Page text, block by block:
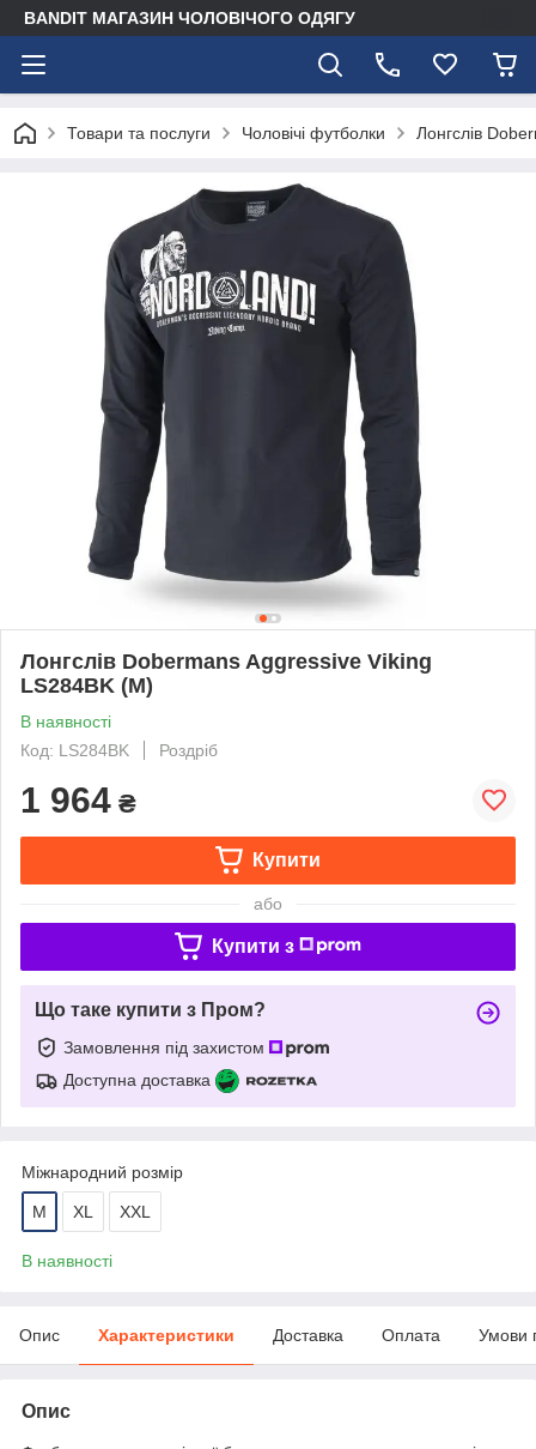
BANDIT МАГАЗИН ЧОЛОВІЧОГО ОДЯГУ
Товари та послуги Чоловічі футболки Лонгслів
Лонгслів Dobermans Aggressive Viking
LS284BK (M)
В наявності
Код: LS284BK
Роздріб
1 964 ₴
Купити
або
Купити з
Що таке купити з Пром?
Замовлення під захистом
Доступна доставка
Міжнародний розмір
M XL XXL
В наявності
Опис Характеристики Доставка Оплата Умови
Опис